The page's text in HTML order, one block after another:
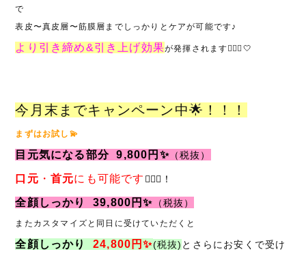
で
表皮〜真皮層〜筋膜層までしっかりとケアが可能です♪
より引き締め&引き上げ効果が発揮されます🧏🏻‍♀️🤍
今月末までキャンペーン中🌟！！！
まずはお試し💫
目元気になる部分 9,800円✨（税抜）
口元 ・ 首元にも可能です 🙆🏼‍♀️！
全顔しっかり 39,800円✨ （税抜）
またカスタマイズと同日に受けていただくと
全顔しっかり 24,800円✨(税抜) とさらにお安くで受け